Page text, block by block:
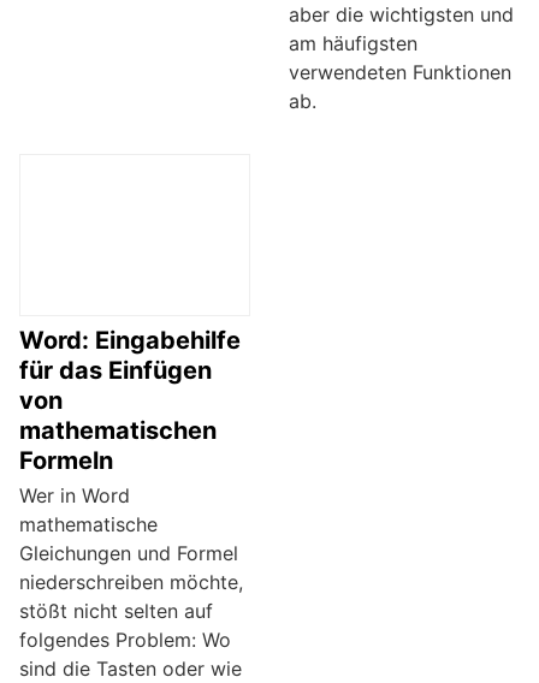
aber die wichtigsten und
am häufigsten
verwendeten Funktionen
ab.
Word: Eingabehilfe
für das Einfügen
von
mathematischen
Formeln
Wer in Word
mathematische
Gleichungen und Formel
niederschreiben möchte,
stößt nicht selten auf
folgendes Problem: Wo
sind die Tasten oder wie